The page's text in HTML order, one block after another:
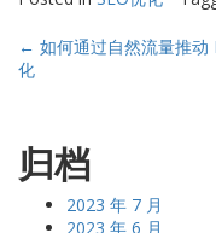
Post
navigation
← 如何通过自然流量推动
化
归档
2023 年 7 月
2023 年 6 月